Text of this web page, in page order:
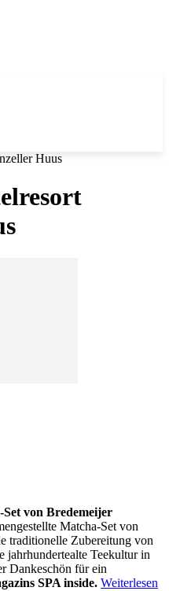
Huus
Set von Bredemeijer
Matcha-Set von
traditionelle Zubereitung von
Teekultur in
Dankeschön für ein
SPA inside. Weiterlesen